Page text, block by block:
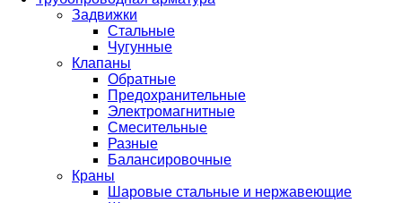
Задвижки
Стальные
Чугунные
Клапаны
Обратные
Предохранительные
Электромагнитные
Смесительные
Разные
Балансировочные
Краны
Шаровые стальные и нержавеющие